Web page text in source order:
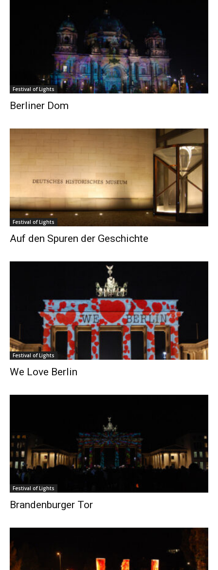
Festival of Lights
Berliner Dom
Festival of Lights
Auf den Spuren der Geschichte
Festival of Lights
We Love Berlin
Festival of Lights
Brandenburger Tor